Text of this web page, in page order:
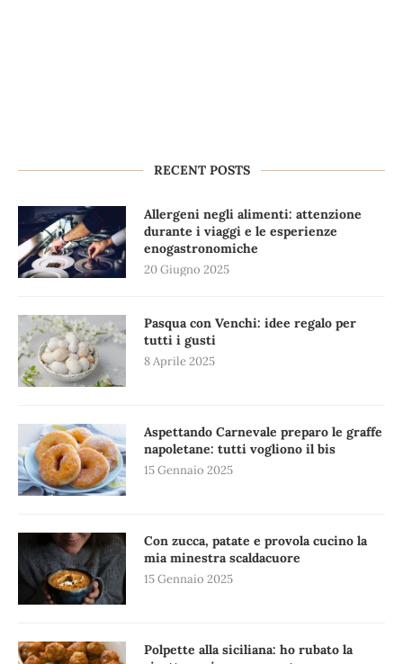
RECENT POSTS
Allergeni negli alimenti: attenzione
durante i viaggi e le esperienze
enogastronomiche
20 Giugno 2025
Pasqua con Venchi: idee regalo per
tutti i gusti
8 Aprile 2025
Aspettando Carnevale preparo le graffe
napoletane: tutti vogliono il bis
15 Gennaio 2025
Con zucca, patate e provola cucino la
mia minestra scaldacuore
15 Gennaio 2025
Polpette alla siciliana: ho rubato la